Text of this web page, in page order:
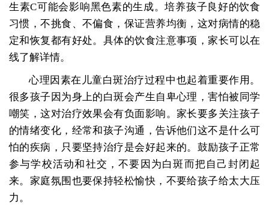
生素C可能会影响黑色素的生成。培养孩子良好的饮食
习惯，不挑食、不偏食，保证营养均衡，这对病情的稳
定和恢复都有好处。具体的饮食注意事项，家长可以在
线了解详情。
心理因素在儿童白斑治疗过程中也起着重要作用。
很多孩子因为身上的白斑会产生自卑心理，害怕被同学
嘲笑，这对治疗效果会有负面影响。家长要多关注孩子
的情绪变化，经常和孩子沟通，告诉他们这不是什么可
怕的疾病，只要坚持治疗是会好起来的。鼓励孩子正常
参与学校活动和社交，不要因为白斑而把自己封闭起
来。家庭氛围也要保持轻松愉快，不要给孩子给太大压
力。